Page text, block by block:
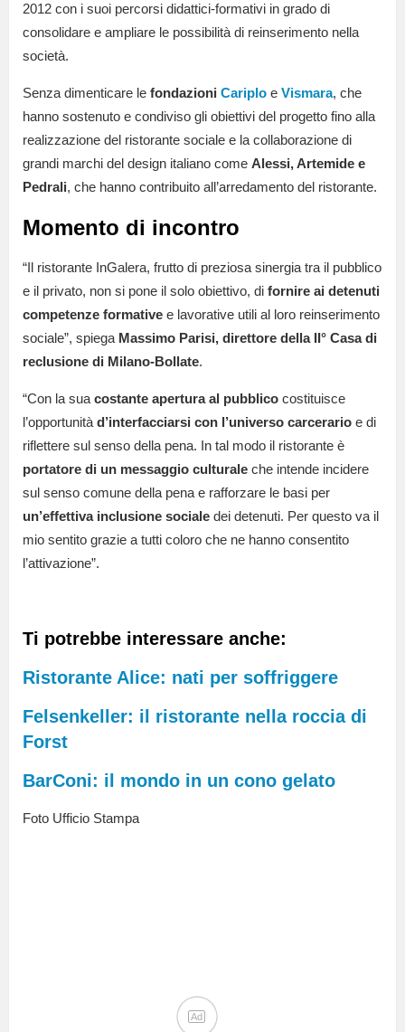
2012 con i suoi percorsi didattici-formativi in grado di
consolidare e ampliare le possibilità di reinserimento nella
società.
Senza dimenticare le fondazioni Cariplo e Vismara, che
hanno sostenuto e condiviso gli obiettivi del progetto fino alla
realizzazione del ristorante sociale e la collaborazione di
grandi marchi del design italiano come Alessi, Artemide e
Pedrali, che hanno contribuito all’arredamento del ristorante.
Momento di incontro
“Il ristorante InGalera, frutto di preziosa sinergia tra il pubblico
e il privato, non si pone il solo obiettivo, di fornire ai detenuti
competenze formative e lavorative utili al loro reinserimento
sociale”, spiega Massimo Parisi, direttore della II° Casa di
reclusione di Milano-Bollate.
“Con la sua costante apertura al pubblico costituisce
l’opportunità d’interfacciarsi con l’universo carcerario e di
riflettere sul senso della pena. In tal modo il ristorante è
portatore di un messaggio culturale che intende incidere
sul senso comune della pena e rafforzare le basi per
un’effettiva inclusione sociale dei detenuti. Per questo va il
mio sentito grazie a tutti coloro che ne hanno consentito
l’attivazione”.
Ti potrebbe interessare anche:
Ristorante Alice: nati per soffriggere
Felsenkeller: il ristorante nella roccia di
Forst
BarConi: il mondo in un cono gelato
Foto Ufficio Stampa
Ad